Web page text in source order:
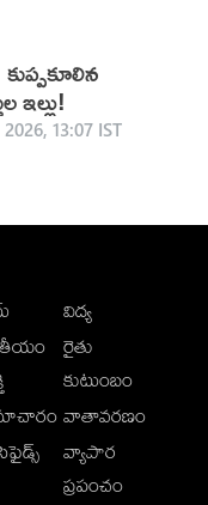
ఇల్లు!
13:07 IST
విద్య
రైతు
కుటుంబం
వాతావరణం
వ్యాపార
ప్రపంచం